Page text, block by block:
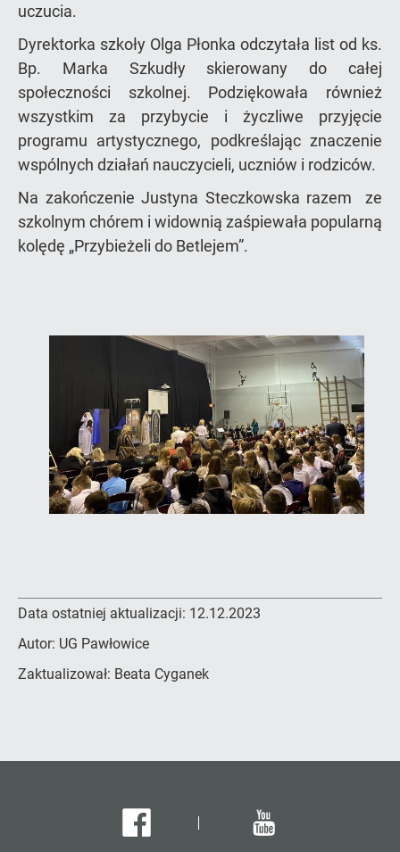
uczucia.
Dyrektorka szkoły Olga Płonka odczytała list od ks.
Bp. Marka Szkudły skierowany do całej
społeczności szkolnej. Podziękowała również
wszystkim za przybycie i życzliwe przyjęcie
programu artystycznego, podkreślając znaczenie
wspólnych działań nauczycieli, uczniów i rodziców.
Na zakończenie Justyna Steczkowska razem ze
szkolnym chórem i widownią zaśpiewała popularną
kolędę „Przybieżeli do Betlejem”.
Data ostatniej aktualizacji: 12.12.2023
Autor: UG Pawłowice
Zaktualizował: Beata Cyganek
Facebook Youtube